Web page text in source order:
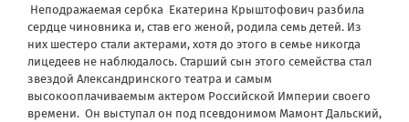
Неподражаемая сербка Екатерина Крыштофович разбила
сердце чиновника и, став его женой, родила семь детей. Из
них шестеро стали актерами, хотя до этого в семье никогда
лицедеев не наблюдалось. Старший сын этого семейства стал
звездой Александринского театра и самым
высокооплачиваемым актером Российской Империи своего
времени. Он выступал он под псевдонимом Мамонт Дальский,